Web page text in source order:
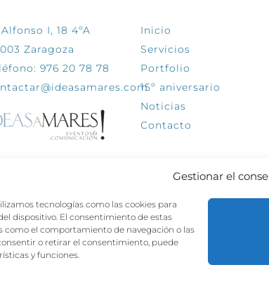
Gestionar el
tecnologías como las cookies para
dispositivo. El consentimiento de estas
el comportamiento de navegación o las
o retirar el consentimiento, puede
y funciones.
I, 18 4ºA
Zaragoza
976 20 78 78
Inicio
Servicios
Portfolio
15º aniversario
Noticias
Contacto